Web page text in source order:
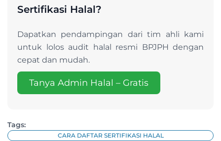
Sertifikasi Halal?
Dapatkan pendampingan dari tim ahli kami
untuk lolos audit halal resmi BPJPH dengan
cepat dan mudah.
Tanya Admin Halal – Gratis
Tags:
CARA DAFTAR SERTIFIKASI HALAL